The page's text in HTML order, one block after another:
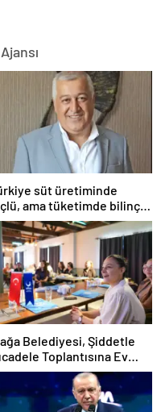
süt üretiminde
ama tüketimde bilinç
Belediyesi, Şiddetle
Toplantısına Ev
Yaptı